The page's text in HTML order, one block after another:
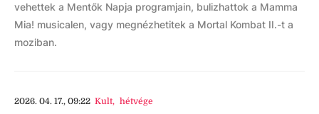
vehettek a Mentők Napja programjain, bulizhattok a Mamma
Mia! musicalen, vagy megnézhetitek a Mortal Kombat II.-t a
moziban.
2026. 04. 17., 09:22 Kult, hétvége